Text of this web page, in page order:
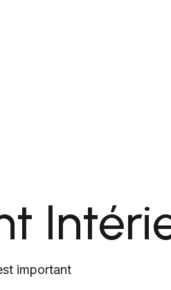
important